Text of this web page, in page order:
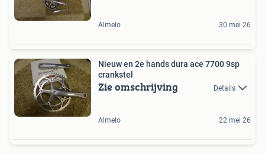
Almelo 30 mei 26
Nieuw en 2e hands dura ace 7700 9sp
crankstel
Zie omschrijving Details
Almelo 22 mei 26